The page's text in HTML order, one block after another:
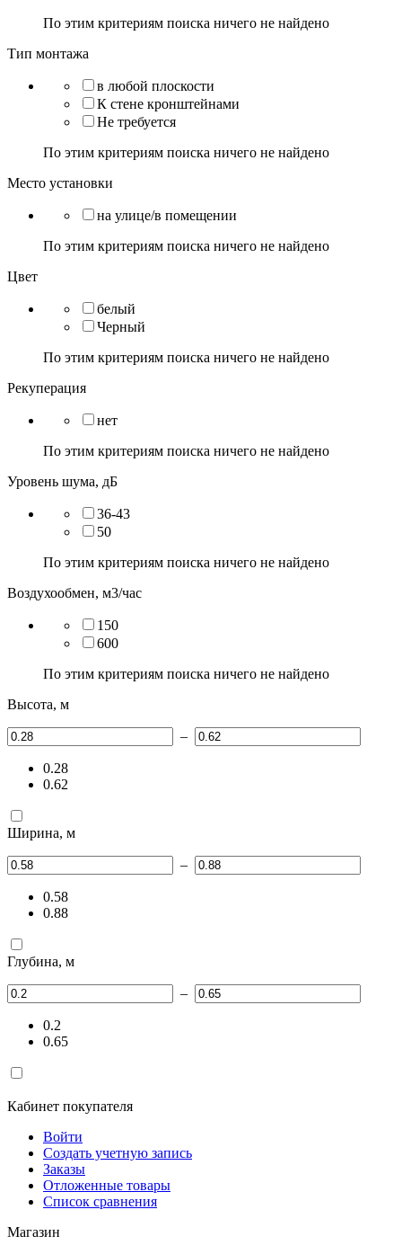
По этим критериям поиска ничего не найдено
Тип монтажа
в любой плоскости
К стене кронштейнами
Не требуется
По этим критериям поиска ничего не найдено
Место установки
на улице/в помещении
По этим критериям поиска ничего не найдено
Цвет
белый
Черный
По этим критериям поиска ничего не найдено
Рекуперация
нет
По этим критериям поиска ничего не найдено
Уровень шума, дБ
36-43
50
По этим критериям поиска ничего не найдено
Воздухообмен, м3/час
150
600
По этим критериям поиска ничего не найдено
Высота, м
–
0.28
0.62
Ширина, м
–
0.58
0.88
Глубина, м
–
0.2
0.65
Кабинет покупателя
Войти
Создать учетную запись
Заказы
Отложенные товары
Список сравнения
Магазин